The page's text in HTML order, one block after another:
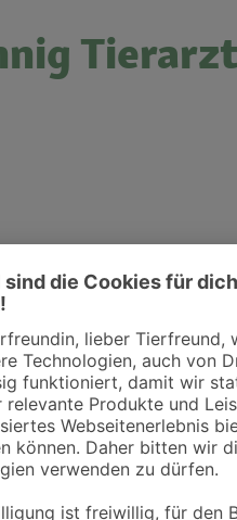
und Kliniken in deiner Nähe
zu treten. Bitte wende dich